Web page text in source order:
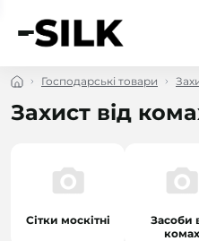
Господарські товари
Захист від
Сітки москітні
Засоби
комах